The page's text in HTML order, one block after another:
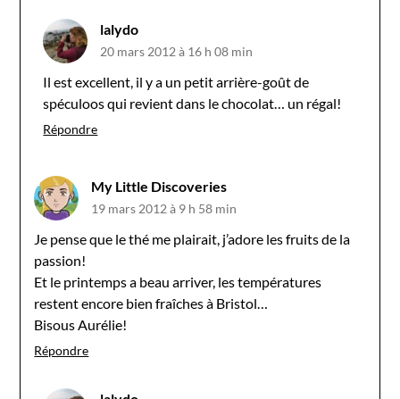
lalydo
20 mars 2012 à 16 h 08 min
Il est excellent, il y a un petit arrière-goût de
spéculoos qui revient dans le chocolat… un régal!
Répondre
My Little Discoveries
19 mars 2012 à 9 h 58 min
Je pense que le thé me plairait, j’adore les fruits de la
passion!
Et le printemps a beau arriver, les températures
restent encore bien fraîches à Bristol…
Bisous Aurélie!
Répondre